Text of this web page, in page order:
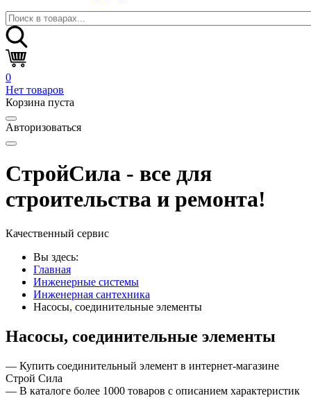
0
Нет товаров
Корзина пуста
Авторизоваться
СтройСила - все для
строительства и ремонта!
Качественный сервис
Вы здесь:
Главная
Инженерные системы
Инженерная сантехника
Насосы, соединительные элементы
Насосы, соединительные элементы
— Купить соединительный элемент в интернет-магазине
Строй Сила
— В каталоге более 1000 товаров с описанием характеристик